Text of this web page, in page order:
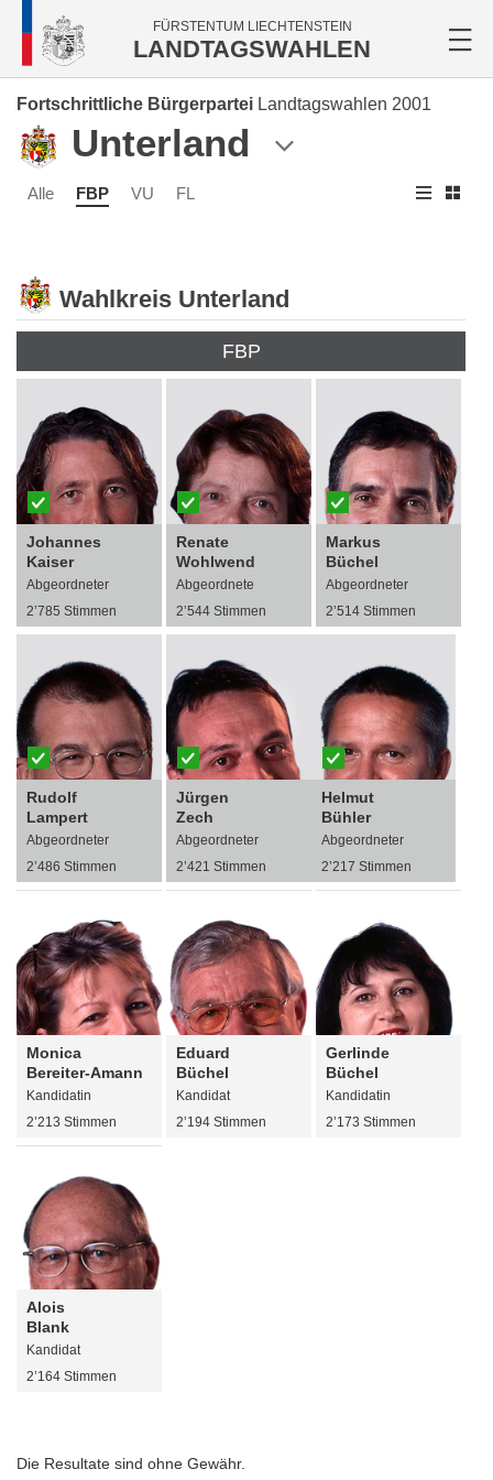
FÜRSTENTUM LIECHTENSTEIN
LANDTAGSWAHLEN
Fortschrittliche Bürgerpartei Landtagswahlen 2001
Unterland
Alle FBP VU FL
Wahlkreis Unterland
FBP
Johannes
Kaiser
Abgeordneter
2’785 Stimmen
Renate
Wohlwend
Abgeordnete
2’544 Stimmen
Markus
Büchel
Abgeordneter
2’514 Stimmen
Rudolf
Lampert
Abgeordneter
2’486 Stimmen
Jürgen
Zech
Abgeordneter
2’421 Stimmen
Helmut
Bühler
Abgeordneter
2’217 Stimmen
Monica
Bereiter-Amann
Kandidatin
2’213 Stimmen
Eduard
Büchel
Kandidat
2’194 Stimmen
Gerlinde
Büchel
Kandidatin
2’173 Stimmen
Alois
Blank
Kandidat
2’164 Stimmen
Die Resultate sind ohne Gewähr.